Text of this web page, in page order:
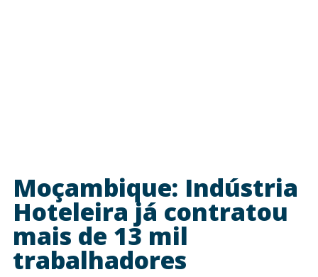
Moçambique: Indústria
Hoteleira já contratou
mais de 13 mil
trabalhadores